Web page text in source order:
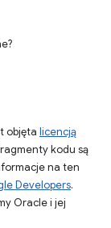
objęta licencją
kodu są
na ten
Developers.
Oracle i jej